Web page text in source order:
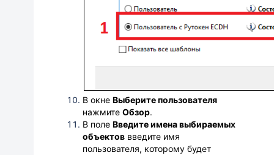
В окне Выберите пользователя
нажмите Обзор.
В поле Введите имена выбираемых
объектов введите имя
пользователя, которому будет